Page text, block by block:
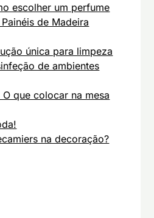
escolher um perfume
de Madeira
única para limpeza
de ambientes
que colocar na mesa
na decoração?